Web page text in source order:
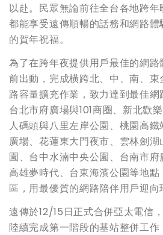
以赴。民眾無論前往全台各地跨年
都能享受遠傳順暢的話務和網路
的賀年祝福。
為了在跨年夜提供用戶最佳的網
前出動，完成橫跨北、中、南、
路容量擴充作業，致力達到最佳
台北市府廣場與101商圈、新北歡
人碼頭與八里左岸公園、桃園高
廣場、花蓮東大門夜市、雲林劍
園、台中水湳中央公園、台南市府
高雄夢時代、台東海濱公園等地
區，用最優質的網路陪伴用戶迎向
遠傳於12/15日正式合併亞太電信
陸續完成第一階段的基站整併工